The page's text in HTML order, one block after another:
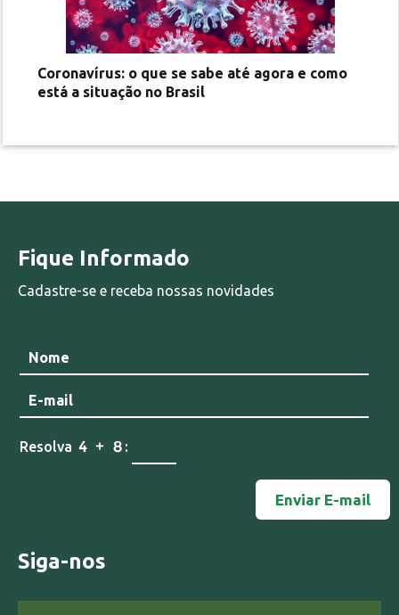
Coronavírus: o que se sabe até agora e como
está a situação no Brasil
Fique Informado
Cadastre-se e receba nossas novidades
Resolva :
Siga-nos